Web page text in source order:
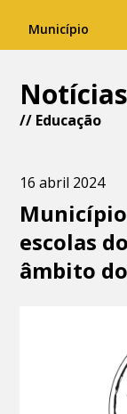
Município
Notícias
// Educação
16 abril 2024
escolas
âmbito